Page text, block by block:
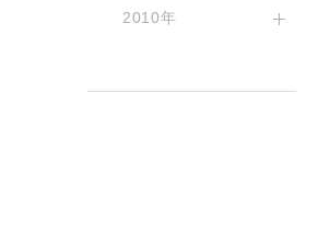
2010年